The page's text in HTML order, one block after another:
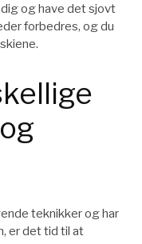
og have det sjovt
forbedres, og du
teknikker og har
er det tid til at